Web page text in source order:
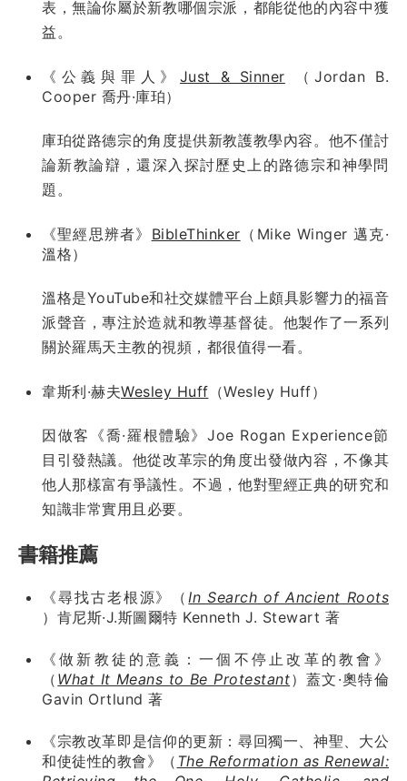
表，無論你屬於新教哪個宗派，都能從他的內容中獲
益。
《公義與罪人》 Just & Sinner （Jordan B.
Cooper 喬丹·庫珀）
庫珀從路德宗的角度提供新教護教學內容。他不僅討
論新教論辯，還深入探討歷史上的路德宗和神學問
題。
《聖經思辨者》 BibleThinker （Mike Winger 邁克·
溫格）
溫格是YouTube和社交媒體平台上頗具影響力的福音
派聲音，專注於造就和教導基督徒。他製作了一系列
關於羅馬天主教的視頻，都很值得一看。
韋斯利·赫夫Wesley Huff （Wesley Huff）
因做客《喬·羅根體驗》Joe Rogan Experience節
目引發熱議。他從改革宗的角度出發做內容，不像其
他人那樣富有爭議性。不過，他對聖經正典的研究和
知識非常實用且必要。
書籍推薦
《尋找古老根源》（ In Search of Ancient Roots
）肯尼斯·J.斯圖爾特 Kenneth J. Stewart 著
《做新教徒的意義：一個不停止改革的教會》
（ What It Means to Be Protestant）蓋文·奧特倫
Gavin Ortlund 著
《宗教改革即是信仰的更新：尋回獨一、神聖、大公
和使徒性的教會》（ The Reformation as Renewal: